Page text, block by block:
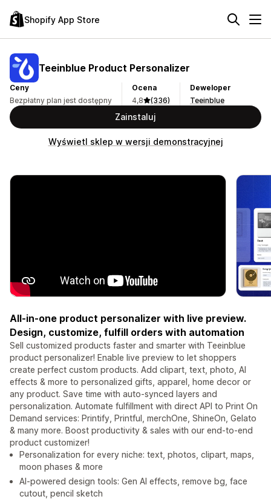
Shopify App Store
Teeinblue Product Personalizer
Ceny
Bezpłatny plan jest dostępny
Ocena
4,8
(336)
Deweloper
Teeinblue
Zainstaluj
Wyświetl sklep w wersji demonstracyjnej
All-in-one product personalizer with live preview.
Design, customize, fulfill orders with automation
Sell customized products faster and smarter with Teeinblue
product personalizer! Enable live preview to let shoppers
create perfect custom products. Add clipart, text, photo, AI
effects & more to personalized gifts, apparel, home decor or
any product. Save time with auto-synced layers and
personalization. Automate fulfillment with direct API to Print On
Demand services: Printify, Printful, merchOne, ShineOn, Gelato
& many more. Boost productivity & sales with our end-to-end
product customizer!
Personalization for every niche: text, photos, clipart, maps,
moon phases & more
AI-powered design tools: Gen AI effects, remove bg, face
cutout, pencil sketch